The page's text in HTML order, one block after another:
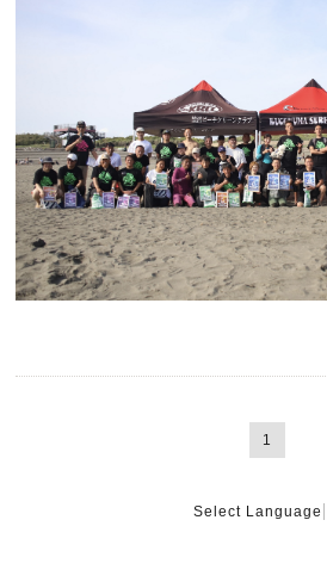
1
Select Language